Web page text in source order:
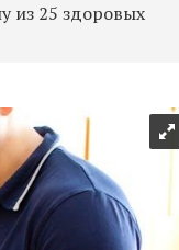
из 25 здоровых